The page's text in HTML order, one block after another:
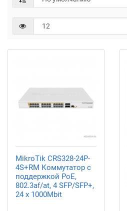
MikroTik CRS328-24P-
4S+RM Коммутатор с
поддержкой PoE,
802.3af/at, 4 SFP/SFP+,
24 x 1000Mbit